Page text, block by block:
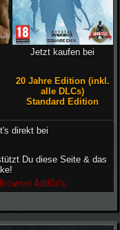
Jetzt kaufen bei
20 Jahre Edition (inkl.
alle DLCs)
Standard Edition
direkt bei
Du diese Seite & das
AddOn's